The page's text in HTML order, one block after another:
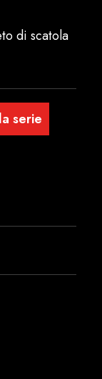
di scatola
serie